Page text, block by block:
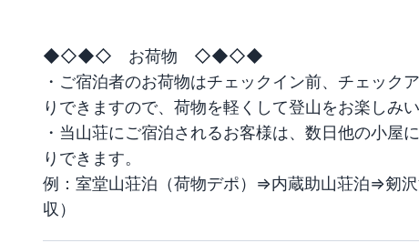
◆◇◆◇　お荷物　◇◆◇◆
・ご宿泊者のお荷物はチェックイン前、チェック
りできますので、荷物を軽くして登山をお楽しみい
・当山荘にご宿泊されるお客様は、数日他の小屋
りできます。
例：室堂山荘泊（荷物デポ）⇒内蔵助山荘泊⇒剱
収）